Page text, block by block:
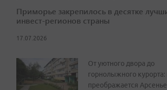
Приморье закрепилось в десятке
инвест-регионов страны
17.07.2026
От уютного двора до
горнолыжного курорта:
преображается